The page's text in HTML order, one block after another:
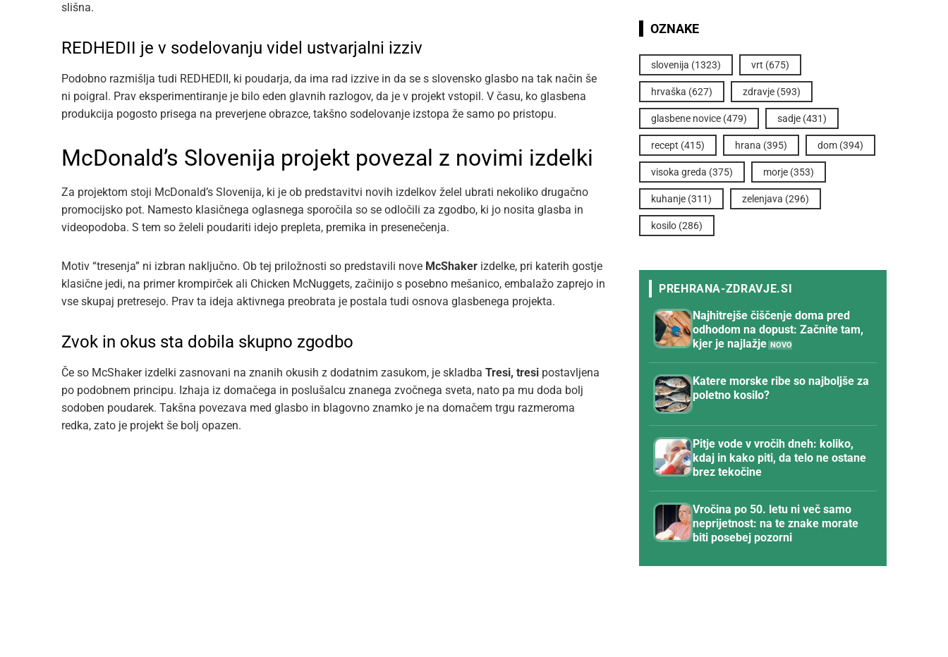
slišna.
REDHEDII je v sodelovanju videl ustvarjalni izziv
Podobno razmišlja tudi REDHEDII, ki poudarja, da ima rad izzive in da se s slovensko glasbo na tak način še
ni poigral. Prav eksperimentiranje je bilo eden glavnih razlogov, da je v projekt vstopil. V času, ko glasbena
produkcija pogosto prisega na preverjene obrazce, takšno sodelovanje izstopa že samo po pristopu.
McDonald’s Slovenija projekt povezal z novimi izdelki
Za projektom stoji McDonald’s Slovenija, ki je ob predstavitvi novih izdelkov želel ubrati nekoliko drugačno
promocijsko pot. Namesto klasičnega oglasnega sporočila so se odločili za zgodbo, ki jo nosita glasba in
videopodoba. S tem so želeli poudariti idejo prepleta, premika in presenečenja.
Motiv “tresenja” ni izbran naključno. Ob tej priložnosti so predstavili nove McShaker izdelke, pri katerih gostje
klasične jedi, na primer krompirček ali Chicken McNuggets, začinijo s posebno mešanico, embalažo zaprejo in
vse skupaj pretresejo. Prav ta ideja aktivnega preobrata je postala tudi osnova glasbenega projekta.
Zvok in okus sta dobila skupno zgodbo
Če so McShaker izdelki zasnovani na znanih okusih z dodatnim zasukom, je skladba Tresi, tresi postavljena
po podobnem principu. Izhaja iz domačega in poslušalcu znanega zvočnega sveta, nato pa mu doda bolj
sodoben poudarek. Takšna povezava med glasbo in blagovno znamko je na domačem trgu razmeroma
redka, zato je projekt še bolj opazen.
OZNAKE
slovenija (1323) vrt (675)
hrvaška (627) zdravje (593)
glasbene novice (479) sadje (431)
recept (415) hrana (395) dom (394)
visoka greda (375) morje (353)
kuhanje (311) zelenjava (296)
kosilo (286)
Najhitrejše čiščenje doma pred
odhodom na dopust: Začnite tam,
kjer je najlažje
Katere morske ribe so najboljše za
poletno kosilo?
Pitje vode v vročih dneh: koliko,
kdaj in kako piti, da telo ne ostane
brez tekočine
Vročina po 50. letu ni več samo
neprijetnost: na te znake morate
biti posebej pozorni